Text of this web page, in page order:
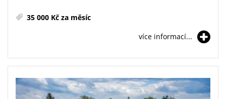
35 000 Kč za měsíc
více informací...